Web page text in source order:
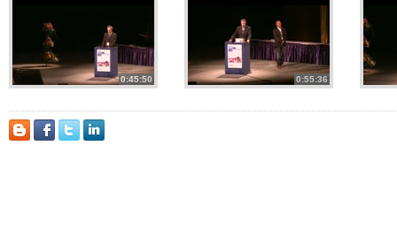
0:45:50 0:55:36